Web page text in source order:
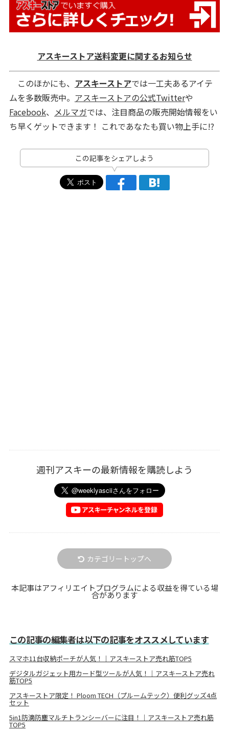
アスキーストア送料変更に関するお知らせ
このほかにも、 アスキーストアでは一工夫あるアイテ
ムを多数販売中。 アスキーストアの公式Twitterや
Facebook、 メルマガでは、注目商品の販売開始情報をい
ち早くゲットできます！ これであなたも買い物上手に!?
この記事をシェアしよう
週刊アスキーの最新情報を購読しよう
カテゴリートップへ
本記事はアフィリエイトプログラムによる収益を得ている場
合があります
この記事の編集者は以下の記事をオススメしています
スマホ11台収納ポーチが人気！｜アスキーストア売れ筋TOP5
デジタルガジェット用カード型ツールが人気！｜アスキーストア売れ
筋TOP5
アスキーストア限定！ Ploom TECH（プルームテック）便利グッズ4点
セット
5in1防滴防塵マルチトランシーバーに注目！｜アスキーストア売れ筋
TOP5